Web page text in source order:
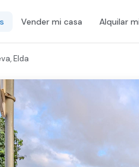
Vender mi casa Alquilar
Elda